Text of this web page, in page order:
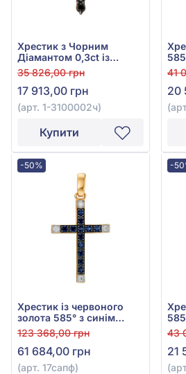
Хрестик з Чорним
Діамантом 0,3ct із
червоного золота 585°,
арт. 1-3100002ч
35 826,00 грн
17 913,00 грн
(арт. 1-3100002ч)
Купити
41
20
-50%
Хрестик із червоного
золота 585° з синім
сапфіром 1,24ct та
діамантами 0,12ct, арт.
17сапф
123 368,00 грн
61 684,00 грн
(арт. 17сапф)
-
43
21